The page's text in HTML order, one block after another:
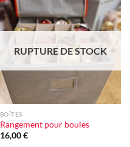
Ajouter
à la liste
d'envie
RUPTURE DE STOCK
BOÎTES
Rangement pour boules
16,00€